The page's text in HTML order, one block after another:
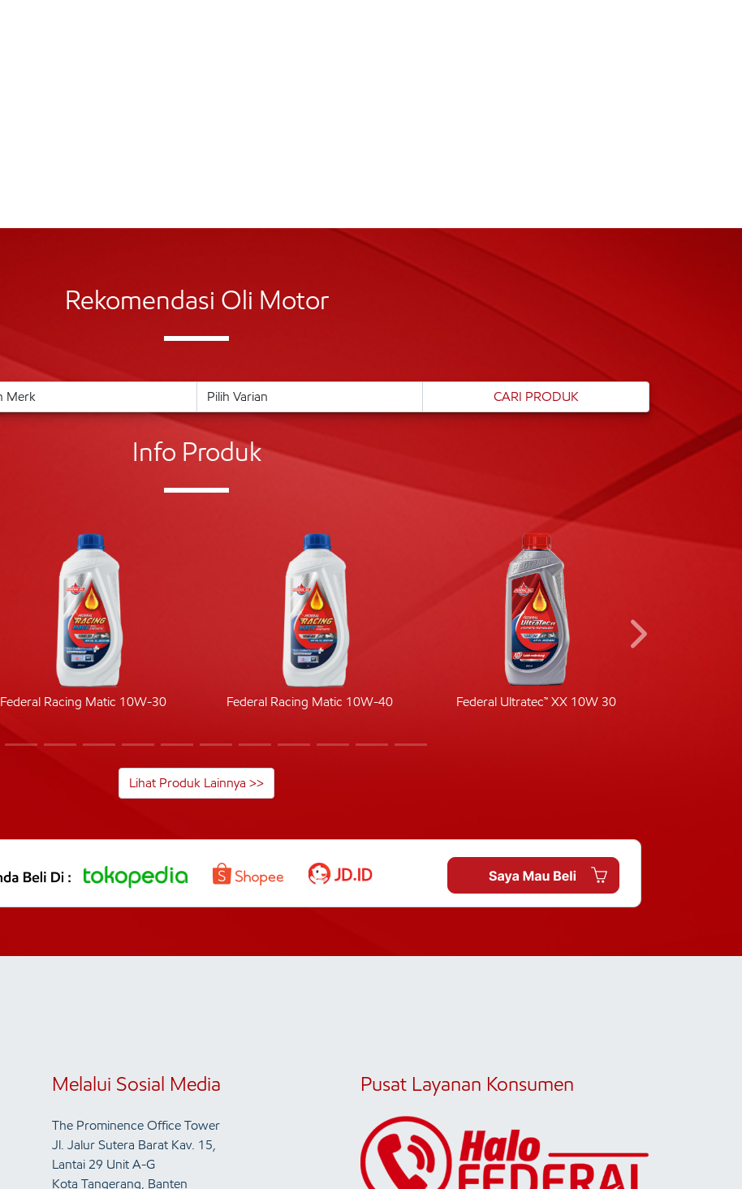
Rekomendasi Oli Motor
Info Produk
Federal Racing Matic 10W-30 Federal Racing Matic 10W-40 Federal Ultratec™ XX 10W 30
Lihat Produk Lainnya >>
Melalui Sosial Media
The Prominence Office Tower
Jl. Jalur Sutera Barat Kav. 15,
Lantai 29 Unit A-G
Kota Tangerang, Banten
Pusat Layanan Konsumen